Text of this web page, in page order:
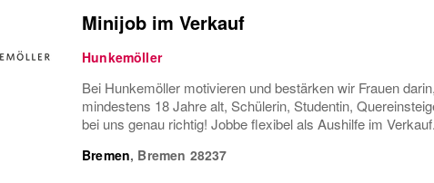
Minijob im Verkauf
Hunkemöller
Bei Hunkemöller motivieren und bestärken wir Frauen
mindestens 18 Jahre alt, Schülerin, Studentin,
bei uns genau richtig! Jobbe flexibel als Aushilfe im
Bremen, Bremen 28237